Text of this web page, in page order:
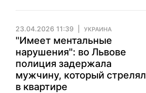
23.04.2026 11:39 УКРАИНА
"Имеет ментальные
нарушения": во Львове
полиция задержала
мужчину, который стрелял
в квартире